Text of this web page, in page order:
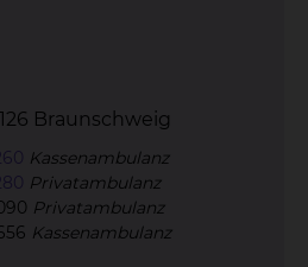
Braunschweig
Kassenambulanz
Privatambulanz
Privatambulanz
Kassenambulanz